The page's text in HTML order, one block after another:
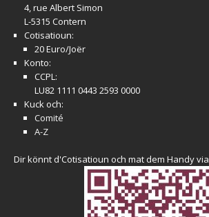
4, rue Albert Simon
L-5315 Contern
Cotisatioun:
20 Euro/Joër
Konto:
CCPL:
LU82 1111 0443 2593 0000
Kuck och:
Comité
A-Z
Dir könnt d'Cotisatioun och mat dem Handy